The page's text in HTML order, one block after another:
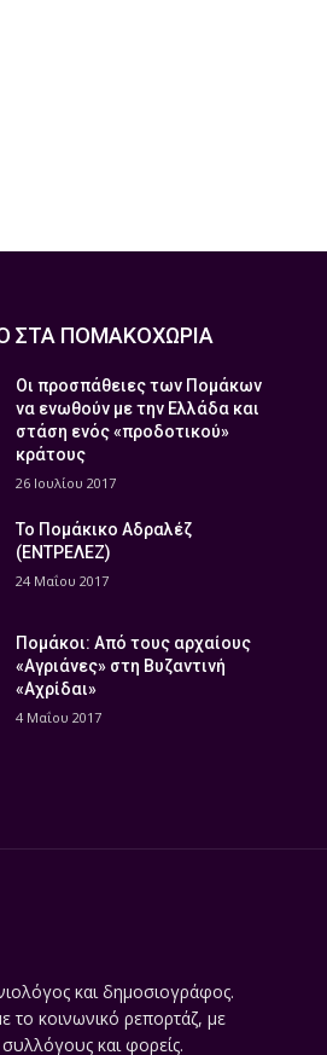
ΣΤΑ ΠΟΜΑΚΟΧΩΡΙΑ
Οι προσπάθειες των Πομάκων
να ενωθούν με την Ελλάδα και
στάση ενός «προδοτικού»
κράτους
26 Ιουλίου 2017
Το Πομάκικο Αδραλέζ
(ΕΝΤΡΕΛΕΖ)
24 Μαΐου 2017
Πομάκοι: Από τους αρχαίους
«Αγριάνες» στη Βυζαντινή
«Αχρίδαι»
4 Μαΐου 2017
και δημοσιογράφος.
το κοινωνικό ρεπορτάζ, με
και φορείς.